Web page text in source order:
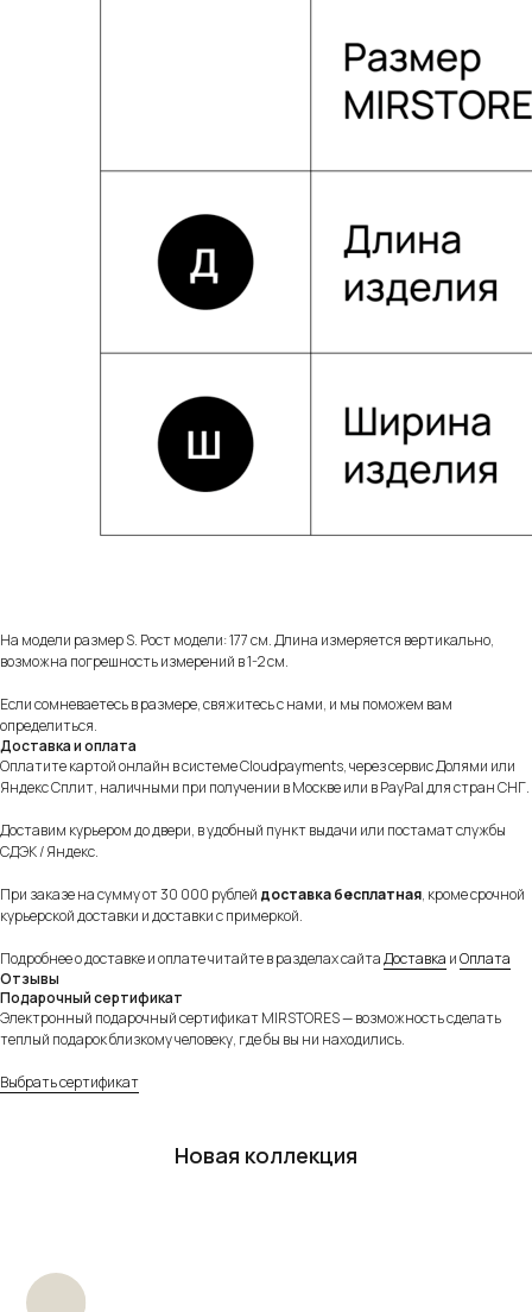
На модели размер S. Рост модели: 177 см. Длина измеряется вертикально,
возможна погрешность измерений в 1-2 см.
Если сомневаетесь в размере, свяжитесь с нами, и мы поможем вам
определиться.
Доставка и оплата
Оплатите картой онлайн в системе Cloudpayments, через сервис Долями или
Яндекс Сплит, наличными при получении в Москве или в PayPal для стран СНГ.
Доставим курьером до двери, в удобный пункт выдачи или постамат службы
СДЭК / Яндекс.
При заказе на сумму от 30 000 рублей доставка бесплатная, кроме срочной
курьерской доставки и доставки с примеркой.
Подробнее о доставке и оплате читайте в разделах сайтаДоставка иОплата
Отзывы
Подарочный сертификат
Электронный подарочный сертификат MIRSTORES — возможность сделать
теплый подарок близкому человеку, где бы вы ни находились.
Выбрать сертификат
Новая коллекция
Разные опции доставки
Предложим доставить заказ удобным для вас
или в ближайший к вам пункт выдачи заказов.
Оплачивайте товар на сайте полностью картой